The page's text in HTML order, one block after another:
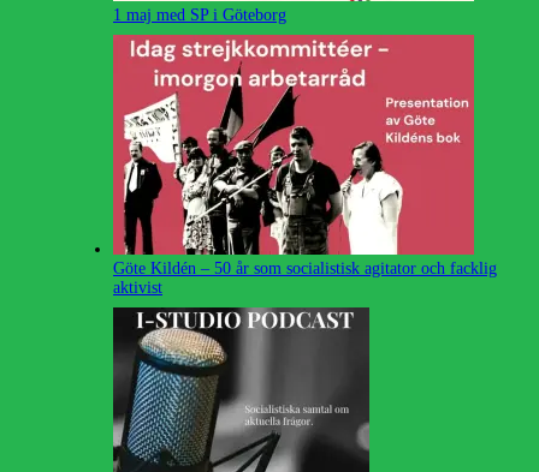
1 maj med SP i Göteborg
Göte Kildén – 50 år som socialistisk agitator och facklig
aktivist